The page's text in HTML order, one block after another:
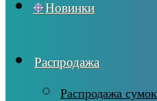
Новинки
Распродажа
Распродажа сумок